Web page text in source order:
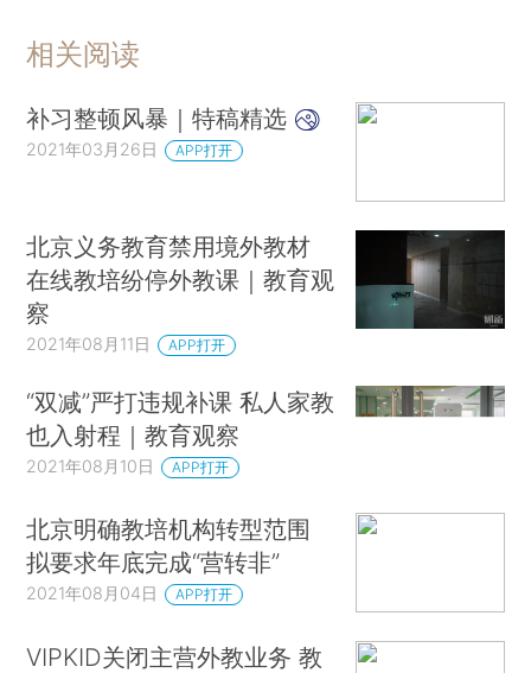
相关阅读
补习整顿风暴｜特稿精选
2021年03月26日 APP打开
北京义务教育禁用境外教材
在线教培纷停外教课｜教育观
察
2021年08月11日 APP打开
“双减”严打违规补课 私人家教
也入射程｜教育观察
2021年08月10日 APP打开
北京明确教培机构转型范围
拟要求年底完成“营转非”
2021年08月04日 APP打开
VIPKID关闭主营外教业务 教